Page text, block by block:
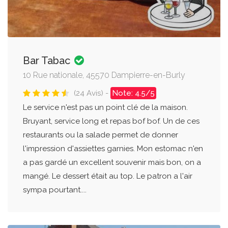
Bar Tabac
10 Rue nationale, 45570 Dampierre-en-Burly
(24 Avis) - Note: 4.5/5
Le service n'est pas un point clé de la maison.
Bruyant, service long et repas bof bof. Un de ces
restaurants ou la salade permet de donner
l'impression d'assiettes garnies. Mon estomac n'en
a pas gardé un excellent souvenir mais bon, on a
mangé. Le dessert était au top. Le patron a l'air
sympa pourtant....